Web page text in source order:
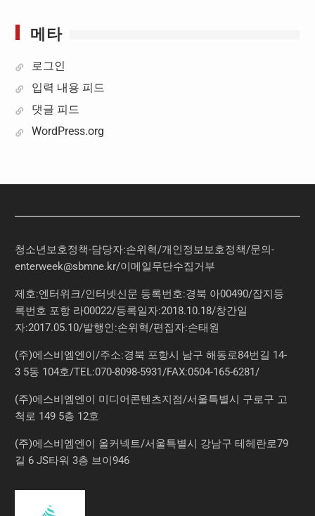
메타
로그인
입력 내용 피드
댓글 피드
WordPress.org
청소년보호정책-담당자:손위혁/개인정보보호정책/문의-
enterweek@sbmne.kr/이메일무단수집거부
제호:엔터위크/인터넷신문 등록번호:경북 아00490/잡지등
록번호 포항 라00022/등록일자:2018.10.18/창간일
자:2017.05.10/발행인:손위혁/편집자:손태원
(주)에스비엠엔이/주소:경북 포항시 남구 해동로84번길 14-
3 5동 104호/TEL:070-8098-5931/FAX:0504-165-6281/
(주)에스비엠엔이 미디어콘텐츠지점/서울특별시 구로구 고
척로 149 5층 12호
(주)에스비엠엔이 올커넥트/서울특별시 강남구 테헤란로79
길 6 JS타워 3층 브이946